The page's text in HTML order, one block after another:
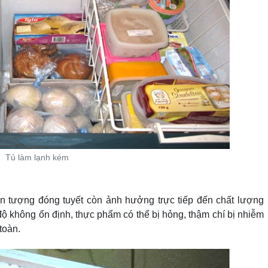
Tủ làm lạnh kém
tượng đóng tuyết còn ảnh hưởng trực tiếp đến chất lượng
không ổn định, thực phẩm có thể bị hỏng, thậm chí bị nhiễm